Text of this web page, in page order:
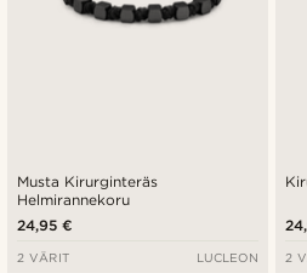
Musta Kirurginteräs
Helmirannekoru
24,95 €
2 VÄRIT LUCLEON 2